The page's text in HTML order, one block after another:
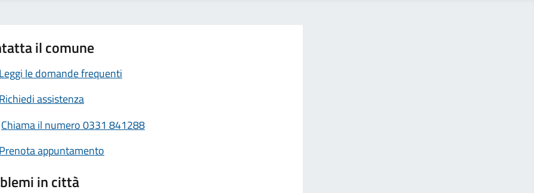
il comune
Leggi le domande frequenti
Richiedi assistenza
Chiama il numero 0331 841288
Prenota appuntamento
in città